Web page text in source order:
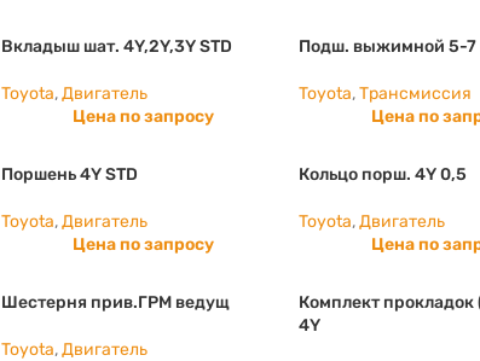
Вкладыш шат. 4Y,2Y,3Y STD
Toyota,Двигатель
Цена по запросу
Подш. выжимной 5-
Toyota,Трансмиссия
Цена по
Поршень 4Y STD
Toyota,Двигатель
Цена по запросу
Кольцо порш. 4Y 0,5
Toyota,Двигатель
Цена по
Шестерня прив.ГРМ ведущ
Toyota,Двигатель
Комплект
4Y